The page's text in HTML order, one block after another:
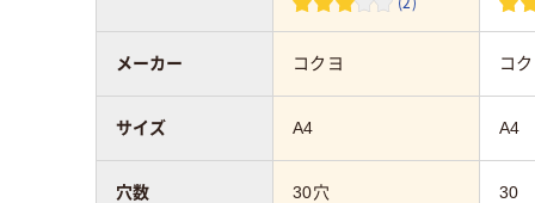
コクヨ コ
A4 A4
30穴 30
メーカー
サイズ
穴数